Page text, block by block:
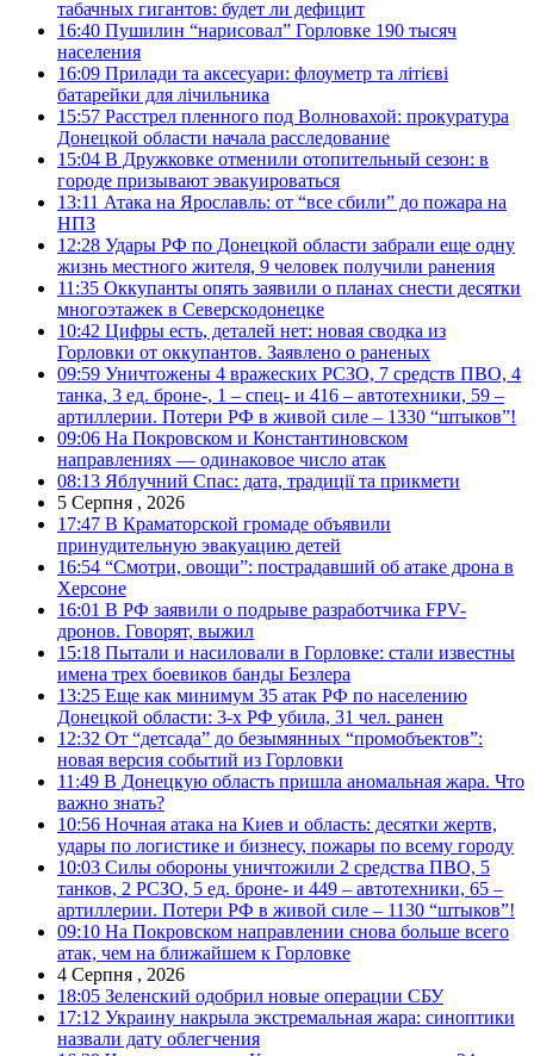
табачных гигантов: будет ли дефицит
16:40 Пушилин “нарисовал” Горловке 190 тысяч
населения
16:09 Прилади та аксесуари: флоуметр та літієві
батарейки для лічильника
15:57 Расстрел пленного под Волновахой: прокуратура
Донецкой области начала расследование
15:04 В Дружковке отменили отопительный сезон: в
городе призывают эвакуироваться
13:11 Атака на Ярославль: от “все сбили” до пожара на
НПЗ
12:28 Удары РФ по Донецкой области забрали еще одну
жизнь местного жителя, 9 человек получили ранения
11:35 Оккупанты опять заявили о планах снести десятки
многоэтажек в Северскодонецке
10:42 Цифры есть, деталей нет: новая сводка из
Горловки от оккупантов. Заявлено о раненых
09:59 Уничтожены 4 вражеских РСЗО, 7 средств ПВО, 4
танка, 3 ед. броне-, 1 – спец- и 416 – автотехники, 59 –
артиллерии. Потери РФ в живой силе – 1330 “штыков”!
09:06 На Покровском и Константиновском
направлениях — одинаковое число атак
08:13 Яблучний Спас: дата, традиції та прикмети
5 Серпня , 2026
17:47 В Краматорской громаде объявили
принудительную эвакуацию детей
16:54 “Смотри, овощи”: пострадавший об атаке дрона в
Херсоне
16:01 В РФ заявили о подрыве разработчика FPV-
дронов. Говорят, выжил
15:18 Пытали и насиловали в Горловке: стали известны
имена трех боевиков банды Безлера
13:25 Еще как минимум 35 атак РФ по населению
Донецкой области: 3-х РФ убила, 31 чел. ранен
12:32 От “детсада” до безымянных “промобъектов”:
новая версия событий из Горловки
11:49 В Донецкую область пришла аномальная жара. Что
важно знать?
10:56 Ночная атака на Киев и область: десятки жертв,
удары по логистике и бизнесу, пожары по всему городу
10:03 Силы обороны уничтожили 2 средства ПВО, 5
танков, 2 РСЗО, 5 ед. броне- и 449 – автотехники, 65 –
артиллерии. Потери РФ в живой силе – 1130 “штыков”!
09:10 На Покровском направлении снова больше всего
атак, чем на ближайшем к Горловке
4 Серпня , 2026
18:05 Зеленский одобрил новые операции СБУ
17:12 Украину накрыла экстремальная жара: синоптики
назвали дату облегчения